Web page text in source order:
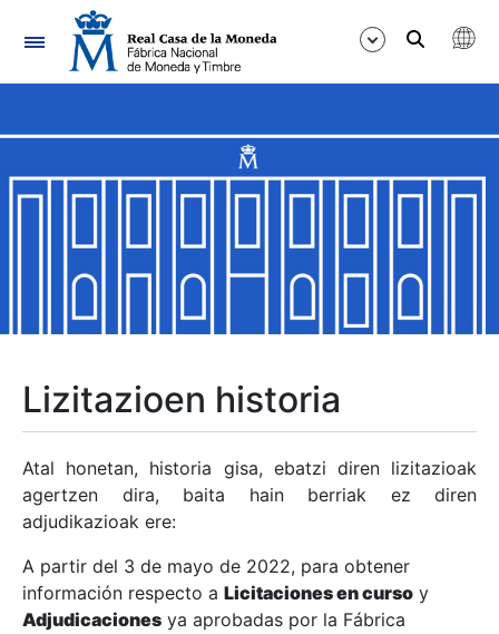
Nabigazioa
Erakutsi/Ezkutatu
Erakutsi/Ezkutatu
Erakutsi/Ezkutatu
Erakutsi/Ezkutatu
Erakutsi/Ezkutatu
Erakutsi/Ezkutatu
Lizitazioen historia
Atal honetan, historia gisa, ebatzi diren lizitazioak
agertzen dira, baita hain berriak ez diren
adjudikazioak ere:
A partir del 3 de mayo de 2022, para obtener
información respecto a Licitaciones en curso y
Adjudicaciones ya aprobadas por la Fábrica